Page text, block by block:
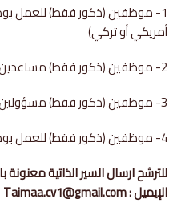
1- موظفين (ذكور فقط) للعمل
أمريكي أو تركي)
2- موظفين (ذكور فقط)
3- موظفين (ذكور فقط) مسؤولين
4- موظفين (ذكور فقط) للعمل
للترشح ارسال السير الذاتية
الإيميل : Taimaa.cv1@gmail.com